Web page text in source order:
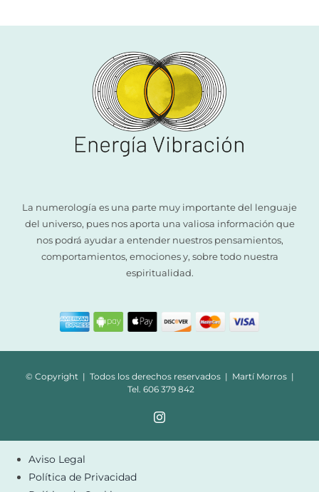
La numerología es una parte muy importante del lenguaje
del universo, pues nos aporta una valiosa información que
nos podrá ayudar a entender nuestros pensamientos,
comportamientos, emociones y, sobre todo nuestra
espiritualidad.
© Copyright | Todos los derechos reservados | Martí Morros |
Tel. 606 379 842
Aviso Legal
Política de Privacidad